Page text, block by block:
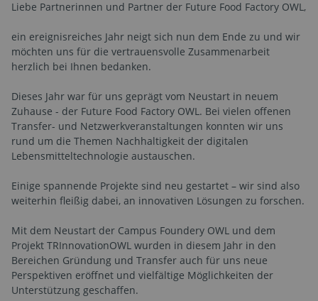
Liebe Partnerinnen und Partner der Future Food Factory OWL,
ein ereignisreiches Jahr neigt sich nun dem Ende zu und wir
möchten uns für die vertrauensvolle Zusammenarbeit
herzlich bei Ihnen bedanken.
Dieses Jahr war für uns geprägt vom Neustart in neuem
Zuhause - der Future Food Factory OWL. Bei vielen offenen
Transfer- und Netzwerkveranstaltungen konnten wir uns
rund um die Themen Nachhaltigkeit der digitalen
Lebensmitteltechnologie austauschen.
Einige spannende Projekte sind neu gestartet – wir sind also
weiterhin fleißig dabei, an innovativen Lösungen zu forschen.
Mit dem Neustart der Campus Foundery OWL und dem
Projekt TRInnovationOWL wurden in diesem Jahr in den
Bereichen Gründung und Transfer auch für uns neue
Perspektiven eröffnet und vielfältige Möglichkeiten der
Unterstützung geschaffen.